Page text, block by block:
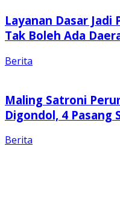
Layanan Dasar Jadi
Tak Boleh Ada
Berita
Maling Satroni
Digondol, 4 Pasang
Berita